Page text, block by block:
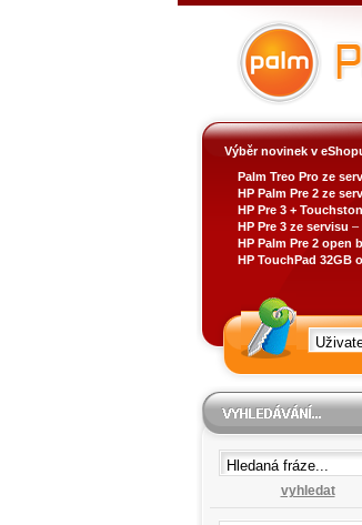
Výběr novinek v
Palm Treo Pro ze
HP Palm Pre 2 ze
HP Pre 3 +
HP Pre 3 ze servisu –
HP Palm Pre 2 open
HP TouchPad 32GB
vyhledat